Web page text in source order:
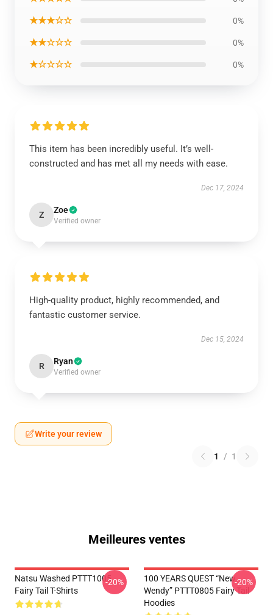
★★★☆☆ 0%
★★☆☆☆ 0%
★☆☆☆☆ 0%
This item has been incredibly useful. It’s well-
constructed and has met all my needs with ease.
Dec 17, 2024
Z Zoe
Verified owner
High-quality product, highly recommended, and
fantastic customer service.
Dec 15, 2024
R Ryan
Verified owner
Write your review
1 / 1
Meilleures ventes
Natsu Washed PTTT1005
Fairy Tail T-Shirts
-20%
100 YEARS QUEST “New
Wendy” PTTT0805 Fairy Tail
Hoodies
-20%